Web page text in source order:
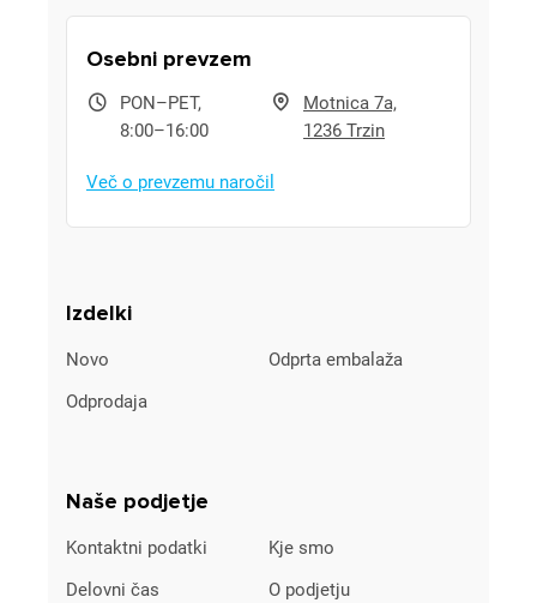
Izdelki
Novo
Odprta embalaža
Odprodaja
Naše podjetje
Kontaktni podatki
Kje smo
Delovni čas
O podjetju
Osebni prevzem
PON–PET,
8:00–16:00
Motnica 7a,
1236 Trzin
Več o prevzemu naročil